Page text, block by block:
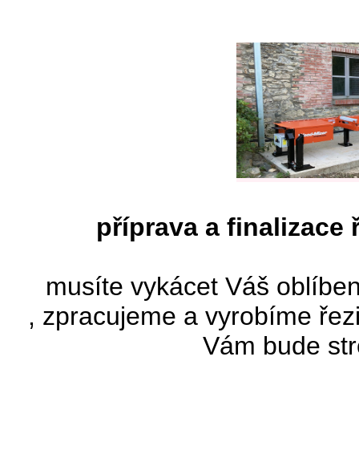
příprava a finalizace
musíte vykácet Váš
, zpracujeme a vyrobíme
Vám bude